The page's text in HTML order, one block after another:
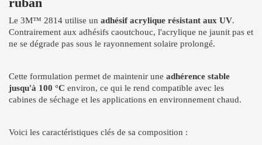
Le 3M™ 2814 utilise un adhésif acrylique résistant aux UV.
Contrairement aux adhésifs caoutchouc, l'acrylique ne jaunit pas et
ne se dégrade pas sous le rayonnement solaire prolongé.
Cette formulation permet de maintenir une adhérence stable
jusqu'à 100 °C environ, ce qui le rend compatible avec les
cabines de séchage et les applications en environnement chaud.
Voici les caractéristiques clés de sa composition :